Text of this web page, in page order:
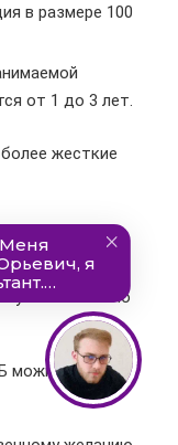
в размере 100
от 1 до 3 лет.
жесткие
срока. Для ее
1/150
* число
можно на сайте